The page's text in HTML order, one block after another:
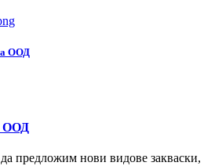
ООД
ООД
предложим нови видове закваски,